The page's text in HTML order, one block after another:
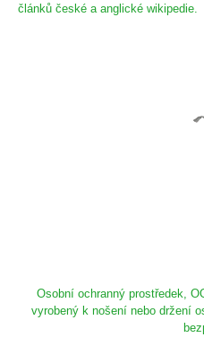
článků české a anglické
Osobní ochranný prostředek,
vyrobený k nošení nebo držení